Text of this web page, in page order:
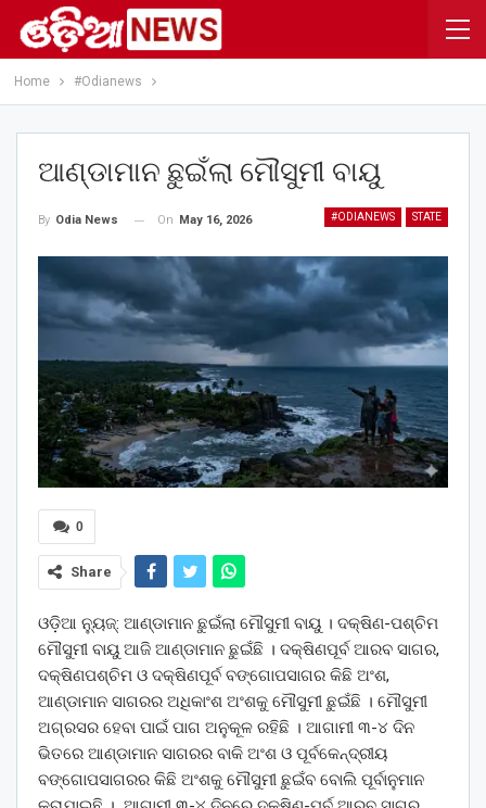
Home #Odianews
ଆଣ୍ଡାମାନ ଛୁଇଁଲା ମୌସୁମୀ ବାୟୁ
#ODIANEWS STATE
By Odia News On May 16, 2026
0
Share
ଓଡ଼ିଆ ନ୍ୟୁଜ୍: ଆଣ୍ଡାମାନ ଛୁଇଁଲା ମୌସୁମୀ ବାୟୁ । ଦକ୍ଷିଣ-ପଶ୍ଚିମ
ମୌସୁମୀ ବାୟୁ ଆଜି ଆଣ୍ଡାମାନ ଛୁଇଁଛି । ଦକ୍ଷିଣପୂର୍ବ ଆରବ ସାଗର,
ଦକ୍ଷିଣପଶ୍ଚିମ ଓ ଦକ୍ଷିଣପୂର୍ବ ବଙ୍ଗୋପସାଗର କିଛି ଅଂଶ,
ଆଣ୍ଡାମାନ ସାଗରର ଅଧିକାଂଶ ଅଂଶକୁ ମୌସୁମୀ ଛୁଇଁଛି । ମୌସୁମୀ
ଅଗ୍ରସର ହେବା ପାଇଁ ପାଗ ଅନୁକୂଳ ରହିଛି । ଆଗାମୀ ୩-୪ ଦିନ
ଭିତରେ ଆଣ୍ଡାମାନ ସାଗରର ବାକି ଅଂଶ ଓ ପୂର୍ବକେନ୍ଦ୍ରୀୟ
ବଙ୍ଗୋପସାଗରର କିଛି ଅଂଶକୁ ମୌସୁମୀ ଛୁଇଁବ ବୋଲି ପୂର୍ବାନୁମାନ